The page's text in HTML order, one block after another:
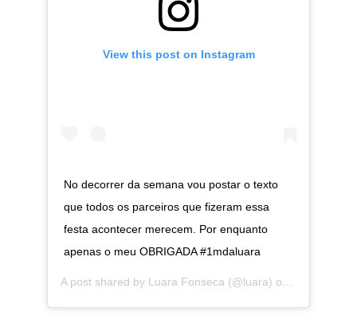
View this post on Instagram
No decorrer da semana vou postar o texto
que todos os parceiros que fizeram essa
festa acontecer merecem. Por enquanto
apenas o meu OBRIGADA #1mdaluara
A post shared by Luara Fonseca (@luara) on